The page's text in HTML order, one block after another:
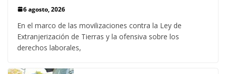
6 agosto, 2026
En el marco de las movilizaciones contra la Ley de
Extranjerización de Tierras y la ofensiva sobre los
derechos laborales,